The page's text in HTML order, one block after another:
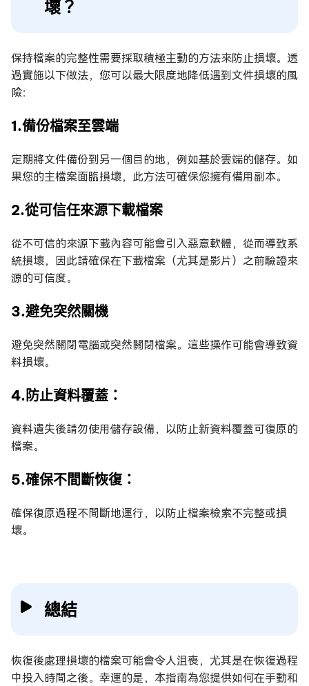
壞？
保持檔案的完整性需要採取積極主動的方法來防止損壞。透
過實施以下做法，您可以最大限度地降低遇到文件損壞的風
險：
1.備份檔案至雲端
定期將文件備份到另一個目的地，例如基於雲端的儲存。如
果您的主檔案面臨損壞，此方法可確保您擁有備用副本。
2.從可信任來源下載檔案
從不可信的來源下載內容可能會引入惡意軟體，從而導致系
統損壞，因此請確保在下載檔案（尤其是影片）之前驗證來
源的可信度。
3.避免突然關機
避免突然關閉電腦或突然關閉檔案。這些操作可能會導致資
料損壞。
4.防止資料覆蓋：
資料遺失後請勿使用儲存設備，以防止新資料覆蓋可復原的
檔案。
5.確保不間斷恢復：
確保復原過程不間斷地運行，以防止檔案檢索不完整或損
壞。
總結
恢復後處理損壞的檔案可能會令人沮喪，尤其是在恢復過程
中投入時間之後。幸運的是，本指南為您提供如何在手動和